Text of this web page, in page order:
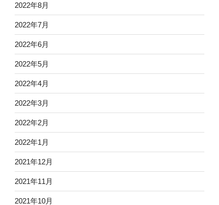
2022年8月
2022年7月
2022年6月
2022年5月
2022年4月
2022年3月
2022年2月
2022年1月
2021年12月
2021年11月
2021年10月